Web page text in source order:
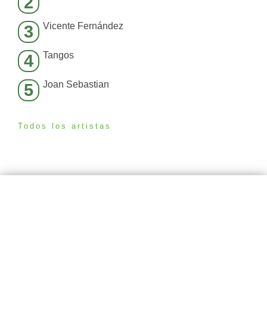
3 Vicente Fernández
4 Tangos
5 Joan Sebastian
Todos los artistas